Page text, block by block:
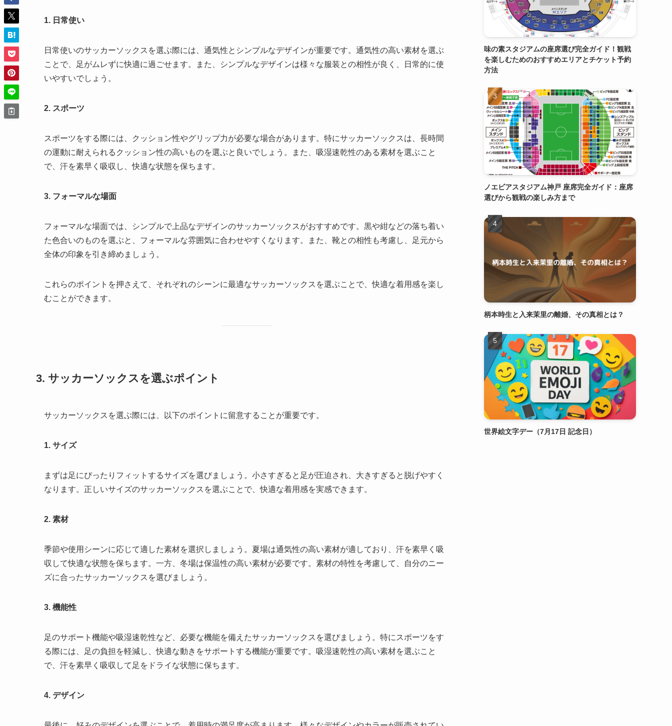
1. 日常使い
日常使いのサッカーソックスを選ぶ際には、通気性とシンプルなデザインが重要です。通気性の高い素材を選ぶ
ことで、足がムレずに快適に過ごせます。また、シンプルなデザインは様々な服装との相性が良く、日常的に使
いやすいでしょう。
2. スポーツ
スポーツをする際には、クッション性やグリップ力が必要な場合があります。特にサッカーソックスは、長時間
の運動に耐えられるクッション性の高いものを選ぶと良いでしょう。また、吸湿速乾性のある素材を選ぶこと
で、汗を素早く吸収し、快適な状態を保ちます。
3. フォーマルな場面
フォーマルな場面では、シンプルで上品なデザインのサッカーソックスがおすすめです。黒や紺などの落ち着い
た色合いのものを選ぶと、フォーマルな雰囲気に合わせやすくなります。また、靴との相性も考慮し、足元から
全体の印象を引き締めましょう。
これらのポイントを押さえて、それぞれのシーンに最適なサッカーソックスを選ぶことで、快適な着用感を楽し
むことができます。
3. サッカーソックスを選ぶポイント
サッカーソックスを選ぶ際には、以下のポイントに留意することが重要です。
1. サイズ
まずは足にぴったりフィットするサイズを選びましょう。小さすぎると足が圧迫され、大きすぎると脱げやすく
なります。正しいサイズのサッカーソックスを選ぶことで、快適な着用感を実感できます。
2. 素材
季節や使用シーンに応じて適した素材を選択しましょう。夏場は通気性の高い素材が適しており、汗を素早く吸
収して快適な状態を保ちます。一方、冬場は保温性の高い素材が必要です。素材の特性を考慮して、自分のニー
ズに合ったサッカーソックスを選びましょう。
3. 機能性
足のサポート機能や吸湿速乾性など、必要な機能を備えたサッカーソックスを選びましょう。特にスポーツをす
る際には、足の負担を軽減し、快適な動きをサポートする機能が重要です。吸湿速乾性の高い素材を選ぶこと
で、汗を素早く吸収して足をドライな状態に保ちます。
4. デザイン
味の素スタジアムの座席選び完全ガイド！観戦
を楽しむためのおすすめエリアとチケット予約
方法
ノエビアスタジアム神戸 座席完全ガイド：座席
選びから観戦の楽しみ方まで
柄本時生と入来茉里の離婚、その真相とは？
世界絵文字デー（7月17日 記念日）